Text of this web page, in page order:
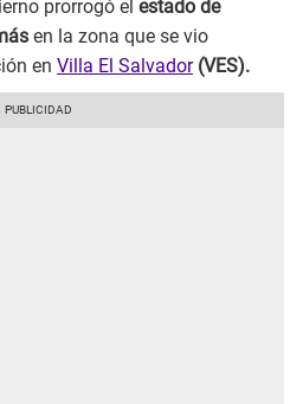
prorrogó el estado de
en la zona que se vio
en Villa El Salvador (VES).